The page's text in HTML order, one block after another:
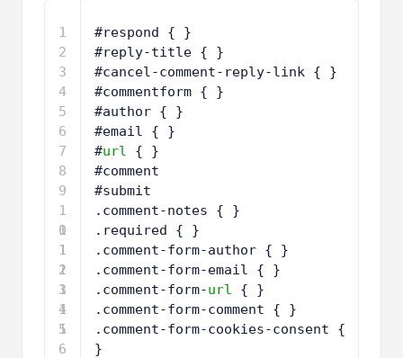
1
2
3
4
5
6
7
8
9
1
0
1
1
1
2
1
3
1
4
1
5
1
6
#respond { }
#reply-title { }
#cancel-comment-reply-link { }
#commentform { }
#author { }
#email { }
#url
{ }
#comment
#submit
.comment-notes { }
.required { }
.comment-form-author { }
.comment-form-email { }
.comment-form-url
{ }
.comment-form-comment { }
.comment-form-cookies-consent {
}